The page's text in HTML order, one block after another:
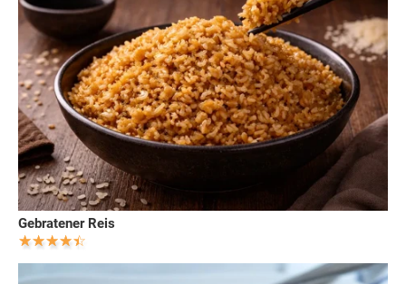
Gebratener Reis